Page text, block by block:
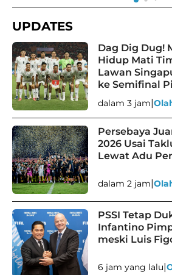
UPDATES
Dag Dig Dug!
Hidup Mati
Lawan
ke Semifinal
dalam 3 jam|
Persebaya
2026 Usai
Lewat Adu
dalam 2 jam|
PSSI Tetap
Infantino
meski Luis
6 jam yang lalu|